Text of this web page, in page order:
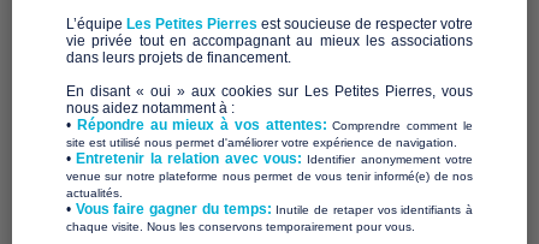
Pierres labélisée
Nous sommes fiers de vous annoncer que Les Petites
Pierres rejoint la communauté Bleu Blanc Zèbre !
Notre action a étélabellisée et reconnue comme initiative
positive réduisant les fractures sociales et écologiques. Ce
n’est pas seulement une reconnaissance de la qualité et de
L’équipe Les Petites Pierres est soucieuse de respecter votre
vie privée tout en accompagnant au mieux les associations
dans leurs projets de financement.
En disant « oui » aux cookies sur Les Petites Pierres, vous
nous aidez notamment à :
• Répondre au mieux à vos attentes:Comprendre comment le
site est utilisé nous permet d'améliorer votre expérience de navigation.
•Entretenir la relation avec vous: Identifier anonymement votre
venue sur notre plateforme nous permet de vous tenir informé(e) de nos
actualités.
​• Vous faire gagner du temps: Inutile de retaper vos identifiants à
chaque visite. Nous les conservons temporairement pour vous.